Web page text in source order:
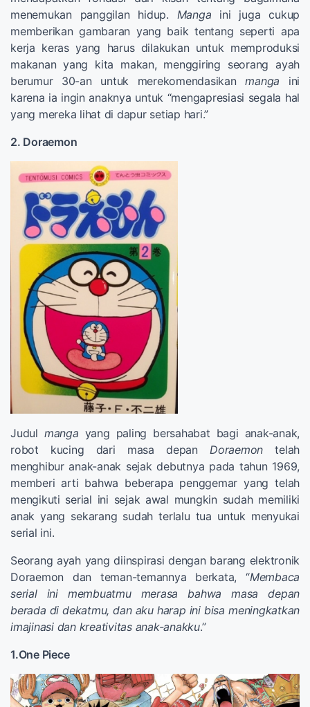
menemukan panggilan hidup. Manga ini juga cukup
memberikan gambaran yang baik tentang seperti apa
kerja keras yang harus dilakukan untuk memproduksi
makanan yang kita makan, menggiring seorang ayah
berumur 30-an untuk merekomendasikanmanga ini
karena ia ingin anaknya untuk “mengapresiasi segala hal
yang mereka lihat di dapur setiap hari.”
2. Doraemon
Judul manga yang paling bersahabat bagi anak-anak,
robot kucing dari masa depan Doraemon telah
menghibur anak-anak sejak debutnya pada tahun 1969,
memberi arti bahwa beberapa penggemar yang telah
mengikuti serial ini sejak awal mungkin sudah memiliki
anak yang sekarang sudah terlalu tua untuk menyukai
serial ini.
Seorang ayah yang diinspirasi dengan barang elektronik
Doraemon dan teman-temannya berkata, “Membaca
serial ini membuatmu merasa bahwa masa depan
berada di dekatmu, dan aku harap ini bisa meningkatkan
imajinasi dan kreativitas anak-anakku.”
1.One Piece